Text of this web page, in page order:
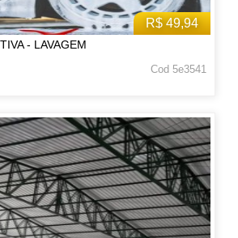
R$ 49,94
- LAVAGEM
Cod 5e3541